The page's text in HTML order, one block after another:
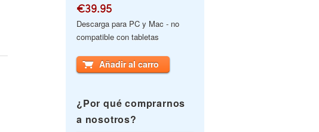
€39.95
Descarga para PC y Mac - no
compatible con tabletas
Añadir al carro
¿Por qué comprarnos
a nosotros?